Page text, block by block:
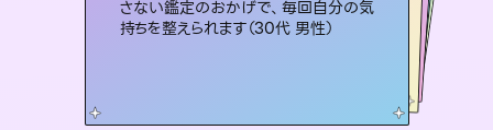
さない鑑定のおかげで、毎回自分の気
持ちを整えられます（30代 男性）
とうございました（40代 女性）
打てて前向きになれます（40代）